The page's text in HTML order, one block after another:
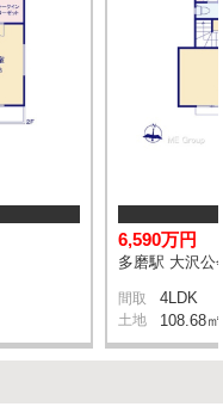
6,590万円
多磨駅 大沢公
間取 4LDK
土地 108.68㎡